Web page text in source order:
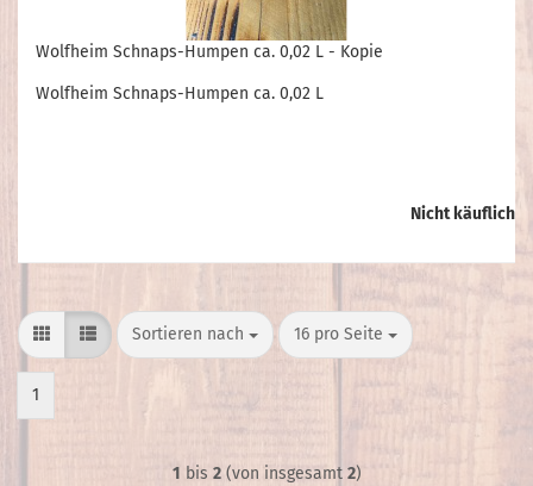
Wolfheim Schnaps-Humpen ca. 0,02 L - Kopie
Wolfheim Schnaps-Humpen ca. 0,02 L
Nicht käuflich
Sortieren nach
Sortieren nach 16 pro Seite
pro Seite
1
1 bis 2(von insgesamt 2)